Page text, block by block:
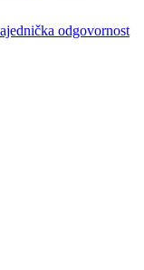
odgovornost